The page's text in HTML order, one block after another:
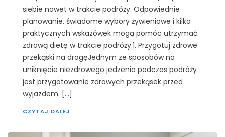
siebie nawet w trakcie podróży. Odpowiednie
planowanie, świadome wybory żywieniowe i kilka
praktycznych wskazówek mogą pomóc utrzymać
zdrową dietę w trakcie podróży.1. Przygotuj zdrowe
przekąski na drogęJednym ze sposobów na
uniknięcie niezdrowego jedzenia podczas podróży
jest przygotowanie zdrowych przekąsek przed
wyjazdem. […]
CZYTAJ DALEJ